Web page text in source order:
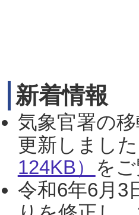
新着情報
気象官署の
更新しまし
124KB） を
令和6年6月3